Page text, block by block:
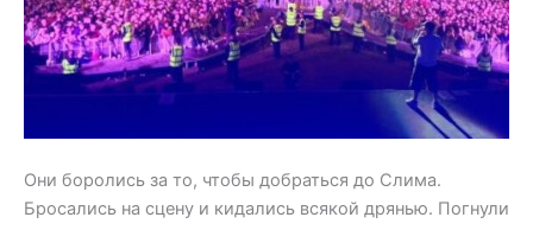
Они боролись за то, чтобы добраться до Слима.
Бросались на сцену и кидались всякой дрянью. Погнули